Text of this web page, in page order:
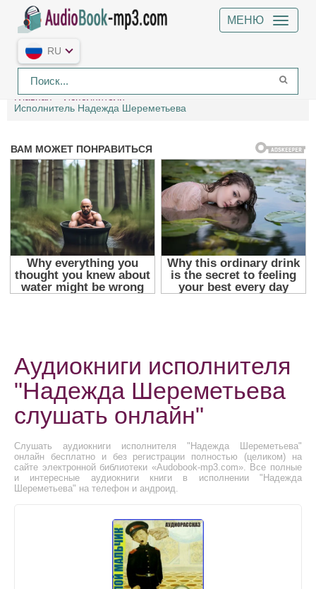
МЕНЮ
RU
Главная
Исполнители
Исполнитель Надежда Шереметьева
Аудиокниги исполнителя
"Надежда Шереметьева
слушать онлайн"
Слушать аудиокниги исполнителя "Надежда Шереметьева"
онлайн бесплатно и без регистрации полностью (целиком) на
сайте электронной библиотеки «Audobook-mp3.com». Все полные
и интересные аудиокниги книги в исполнении "Надежда
Шереметьева" на телефон и андроид.